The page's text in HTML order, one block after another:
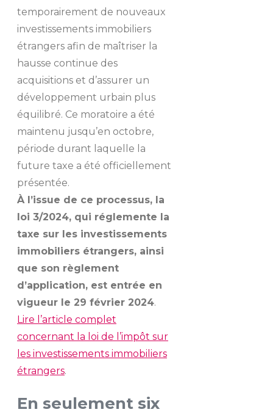
temporairement de nouveaux
investissements immobiliers
étrangers afin de maîtriser la
hausse continue des
acquisitions et d’assurer un
développement urbain plus
équilibré. Ce moratoire a été
maintenu jusqu’en octobre,
période durant laquelle la
future taxe a été officiellement
présentée.
À l’issue de ce processus, la
loi 3/2024, qui réglemente la
taxe sur les investissements
immobiliers étrangers, ainsi
que son règlement
d’application, est entrée en
vigueur le 29 février 2024.
Lire l’article complet
concernant la loi de l’impôt sur
les investissements immobiliers
étrangers.
En seulement six